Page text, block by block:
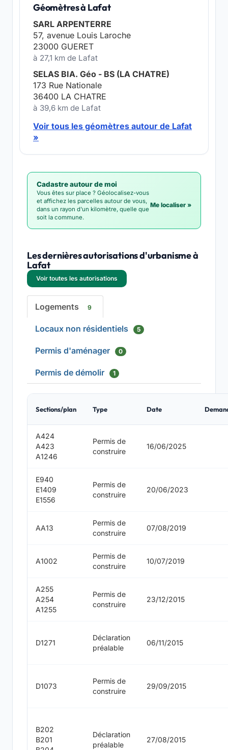
Géomètres à Lafat
SARL ARPENTERRE
57, avenue Louis Laroche
23000 GUERET
à 27,1 km de Lafat
SELAS BIA. Géo - BS (LA CHATRE)
173 Rue Nationale
36400 LA CHATRE
à 39,6 km de Lafat
Voir tous les géomètres autour de Lafat
»
Cadastre autour de moi
Vous êtes sur place ? Géolocalisez-vous
et affichez les parcelles autour de vous,
dans un rayon d'un kilomètre, quelle que
soit la commune.
Me localiser »
Les dernières autorisations d'urbanisme à
Lafat
Voir toutes les autorisations
Logements 9
Locaux non résidentiels 5
Permis d'aménager 0
Permis de démolir 1
Sections/plan Type Date
A424
A423
A1246
Permis de
construire
16/06/2025
E940
E1409
E1556
Permis de
construire
20/06/2023
AA13
Permis de
construire
07/08/2019
A1002
Permis de
construire
10/07/2019
A255
A254
A1255
Permis de
construire
23/12/2015
D1271
Déclaration
préalable
06/11/2015
D1073
Permis de
construire
29/09/2015
B202
B201
Déclaration
préalable
27/08/2015